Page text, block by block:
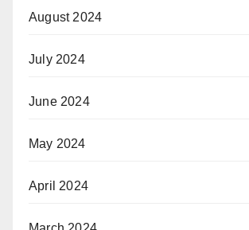
August 2024
July 2024
June 2024
May 2024
April 2024